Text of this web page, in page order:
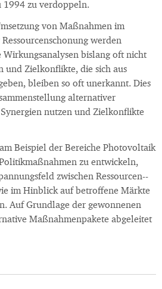
1994 zu verdoppeln.
von Maßnahmen im
werden
bislang oft nicht
und Zielkonflikte, die sich aus
bleiben so oft unerkannt. Dies
alternativer
nutzen und Zielkonflikte
Beispiel der Bereiche Photovoltaik
zu entwickeln,
zwischen Ressourcen-­
im Hinblick auf betroffene Märkte
Auf Grundlage der gewonnenen
Maßnahmenpakete abgeleitet